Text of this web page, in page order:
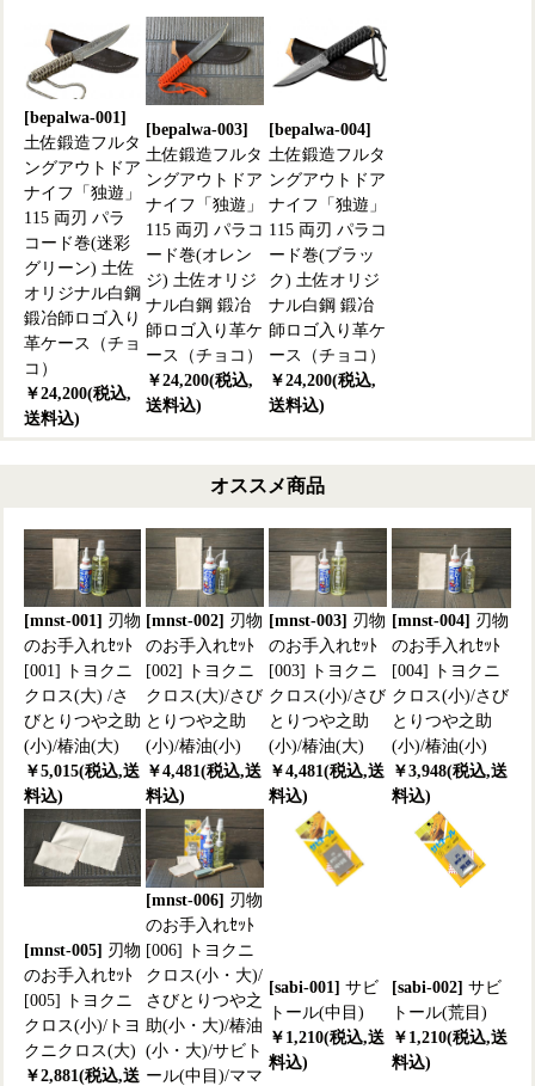
[bepalwa-001]
土佐鍛造フルタ
ングアウトドア
ナイフ「独遊」
115 両刃 パラ
コード巻(迷彩
グリーン) 土佐
オリジナル白鋼
鍛冶師ロゴ入り
革ケース（チョ
コ）
￥24,200(税込,
送料込)
[bepalwa-003]
土佐鍛造フルタ
ングアウトドア
ナイフ「独遊」
115 両刃 パラコ
ード巻(オレン
ジ) 土佐オリジ
ナル白鋼 鍛冶
師ロゴ入り革ケ
ース（チョコ）
￥24,200(税込,
送料込)
[bepalwa-004]
土佐鍛造フルタ
ングアウトドア
ナイフ「独遊」
115 両刃 パラコ
ード巻(ブラッ
ク) 土佐オリジ
ナル白鋼 鍛冶
師ロゴ入り革ケ
ース（チョコ）
￥24,200(税込,
送料込)
オススメ商品
[mnst-001] 刃物
のお手入れｾｯﾄ
[001] トヨクニ
クロス(大) /さ
びとりつや之助
(小)/椿油(大)
￥5,015(税込,送
料込)
[mnst-002] 刃物
のお手入れｾｯﾄ
[002] トヨクニ
クロス(大)/さび
とりつや之助
(小)/椿油(小)
￥4,481(税込,送
料込)
[mnst-003] 刃物
のお手入れｾｯﾄ
[003] トヨクニ
クロス(小)/さび
とりつや之助
(小)/椿油(大)
￥4,481(税込,送
料込)
[mnst-004] 刃物
のお手入れｾｯﾄ
[004] トヨクニ
クロス(小)/さび
とりつや之助
(小)/椿油(小)
￥3,948(税込,送
料込)
[mnst-005] 刃物
のお手入れｾｯﾄ
[005] トヨクニ
クロス(小)/トヨ
クニクロス(大)
￥2,881(税込,送
[mnst-006] 刃物
のお手入れｾｯﾄ
[006] トヨクニ
クロス(小・大)/
さびとりつや之
助(小・大)/椿油
(小・大)/サビト
ール(中目)/ママ
[sabi-001] サビ
トール(中目)
￥1,210(税込,送
料込)
[sabi-002] サビ
トール(荒目)
￥1,210(税込,送
料込)